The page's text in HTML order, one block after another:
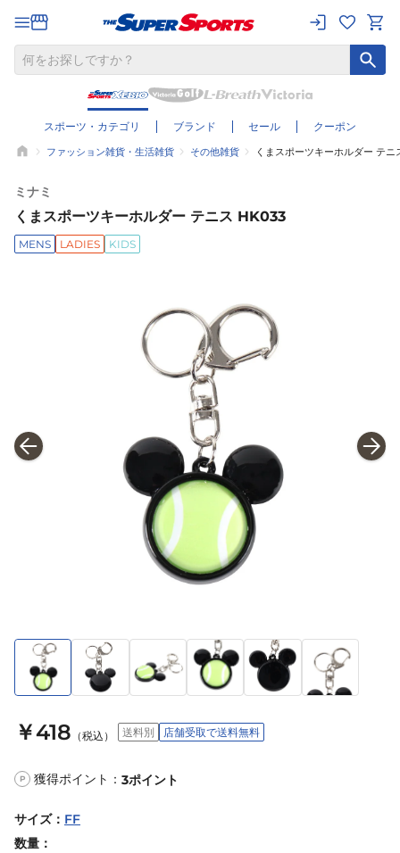
スポーツ・カテゴリ ブランド セール クーポン
ファッション雑貨・生活雑貨 その他雑貨 くまスポーツキーホルダー テ
ミナミ
くまスポーツキーホルダー テニス HK033
MENS LADIES KIDS
￥418 （税込） 送料別 店舗受取で送料無料
P 獲得ポイント： 3ポイント
サイズ： FF
数量：